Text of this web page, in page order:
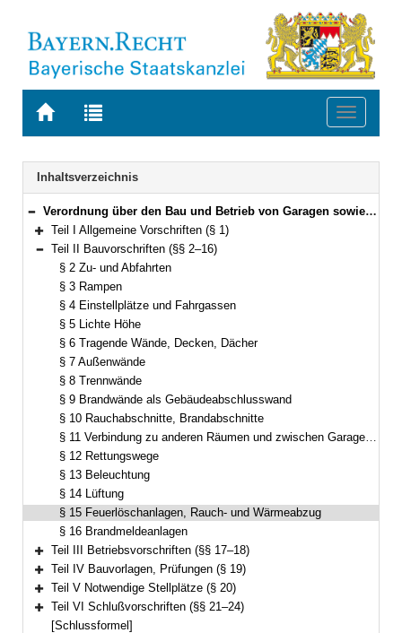
Zur
BAYERN.RECHT
Zur
letzten
Suche
Toggle
Navigation
Inhaltsverzeichnis
Bereich reduzieren
Verordnung über den Bau und Betrieb von Garagen sowie über die Zahl der notwendigen Stellplätze (Garagen- und Stellplatzverordnung – GaStellV) Vom 30. November 1993 (GVBl. S. 910) BayRS 2132-1-4-B (§§ 1–24)
Bereich erweitern
Teil I Allgemeine Vorschriften (§ 1)
Bereich reduzieren
Teil II Bauvorschriften (§§ 2–16)
§ 2 Zu- und Abfahrten
§ 3 Rampen
§ 4 Einstellplätze und Fahrgassen
§ 5 Lichte Höhe
§ 6 Tragende Wände, Decken, Dächer
§ 7 Außenwände
§ 8 Trennwände
§ 9 Brandwände als Gebäudeabschlusswand
§ 10 Rauchabschnitte, Brandabschnitte
§ 11 Verbindung zu anderen Räumen und zwischen Garagengeschossen
§ 12 Rettungswege
§ 13 Beleuchtung
§ 14 Lüftung
§ 15 Feuerlöschanlagen, Rauch- und Wärmeabzug
§ 16 Brandmeldeanlagen
Bereich erweitern
Teil III Betriebsvorschriften (§§ 17–18)
Bereich erweitern
Teil IV Bauvorlagen, Prüfungen (§ 19)
Bereich erweitern
Teil V Notwendige Stellplätze (§ 20)
Bereich erweitern
Teil VI Schlußvorschriften (§§ 21–24)
[Schlussformel]